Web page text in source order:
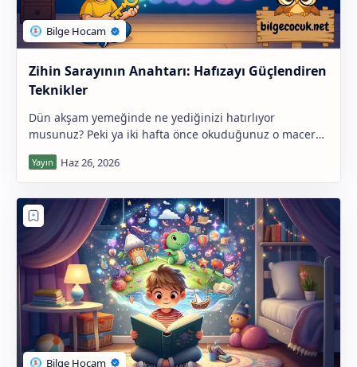
Zihin Sarayının Anahtarı: Hafızayı Güçlendiren
Teknikler
Dün akşam yemeğinde ne yediğinizi hatırlıyor
musunuz? Peki ya iki hafta önce okuduğunuz o macera
kitabının baş kahramanının adını? Bazen çok basit bi…